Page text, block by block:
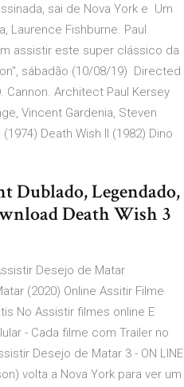
sai de Nova York e Um
Laurence Fishburne. Paul
assistir este super clássico da
sábadão (10/08/19) Directed
Cannon. Architect Paul Kersey
Vincent Gardenia, Steven
Death Wish II (1982) Dino
Dublado, Legendado,
Death Wish 3
Desejo de Matar
(2020) Online Assitir Filme
No Assistir filmes online E
- Cada filme com Trailer no
Desejo de Matar 3 - ON LINE
volta a Nova York para ver um